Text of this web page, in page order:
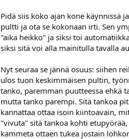
Pidä siis koko ajan kone käynnissä
pultti ja ota se kokonaan irti. Sen
"aika heikko" ja siksi toi
siksi sitä voi alla mainitulla tavalla
Nyt seuraa se jännä osuus: siihen
ulos tuon keskimmäisen pultin,
tanko, paremman puutteessa ehkä
mutta tanko parempi. Sitä tankoa
kannattaa ottaa isoin kiintoavain,
"vivuta" sitä tankoa kohti
kammeta ottaen tukea jostain